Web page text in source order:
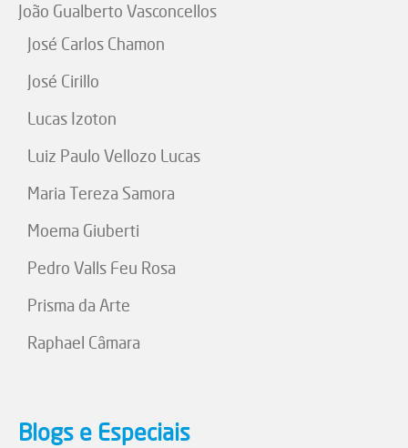
João Gualberto Vasconcellos
José Carlos Chamon
José Cirillo
Lucas Izoton
Luiz Paulo Vellozo Lucas
Maria Tereza Samora
Moema Giuberti
Pedro Valls Feu Rosa
Prisma da Arte
Raphael Câmara
Blogs e Especiais